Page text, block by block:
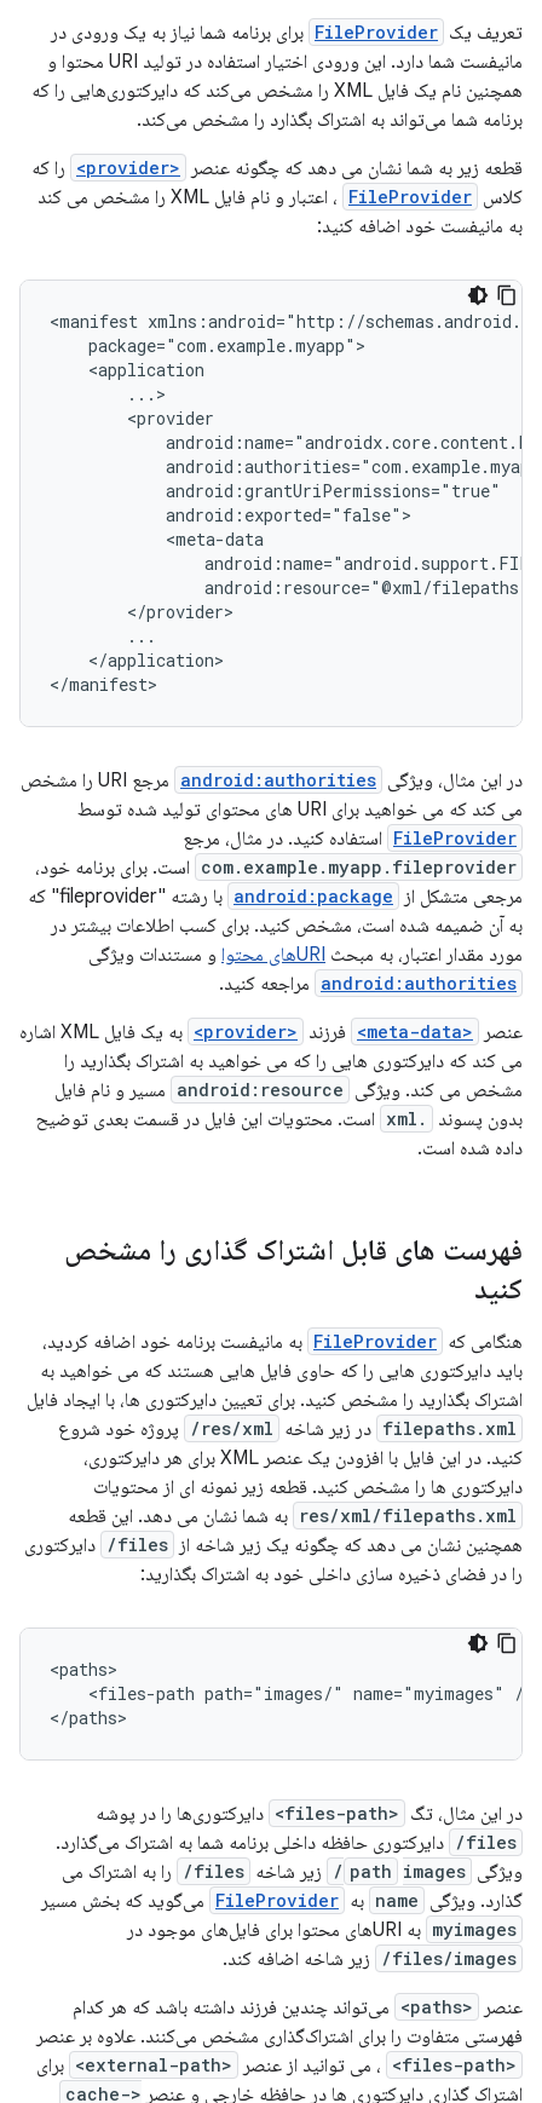
تعریف یک FileProvider برای برنامه شما نیاز به یک ورودی در
مانیفست شما دارد. این ورودی اختیار استفاده در تولید URI محتوا و
همچنین نام یک فایل XML را مشخص می‌کند که دایرکتوری‌هایی را که
برنامه شما می‌تواند به اشتراک بگذارد را مشخص می‌کند.
قطعه زیر به شما نشان می دهد که چگونه عنصر
<provider>
را که
کلاس FileProvider
، اعتبار و نام فایل XML را مشخص می کند
به مانیفست خود اضافه کنید:
<manifest
android:resource="@xml/filepaths"
</application>
</manifest>
در این مثال، ویژگی android:authorities
مرجع URI را مشخص
می کند که می خواهید برای URI های محتوای تولید شده توسط
FileProvider استفاده کنید. در مثال، مرجع
com.example.myapp.fileprovider است. برای برنامه خود،
مرجعی متشکل از
android:package
با رشته "fileprovider" که
به آن ضمیمه شده است، مشخص کنید. برای کسب اطلاعات بیشتر در
مورد مقدار اعتبار، به مبحث URIهای محتوا و مستندات ویژگی
android:authorities مراجعه کنید.
عنصر
<meta-data> فرزند <provider>
به یک فایل XML اشاره
می کند که دایرکتوری هایی را که می خواهید به اشتراک بگذارید را
مشخص می کند. ویژگی android:resource مسیر و نام فایل
بدون پسوند
.xml
است. محتویات این فایل در قسمت بعدی توضیح
داده شده است.
فهرست های قابل اشتراک گذاری را مشخص
کنید
هنگامی که FileProvider به مانیفست برنامه خود اضافه کردید،
باید دایرکتوری هایی را که حاوی فایل هایی هستند که می خواهید به
اشتراک بگذارید را مشخص کنید. برای تعیین دایرکتوری ها، با ایجاد فایل
filepaths.xml در زیر شاخه res/xml/
پروژه خود شروع
کنید. در این فایل با افزودن یک عنصر XML برای هر دایرکتوری،
دایرکتوری ها را مشخص کنید. قطعه زیر نمونه ای از محتویات
res/xml/filepaths.xml به شما نشان می دهد. این قطعه
همچنین نشان می دهد که چگونه یک زیر شاخه از files/
دایرکتوری
را در فضای ذخیره سازی داخلی خود به اشتراک بگذارید:
<files-path path="images/" name="myimages"
/>
</paths>
در این مثال، تگ <files-path> دایرکتوری‌ها را در پوشه
files/
دایرکتوری حافظه داخلی برنامه شما به اشتراک می‌گذارد.
ویژگی
path images/ زیر شاخه files/
را به اشتراک می
گذارد. ویژگی name به FileProvider می‌گوید که بخش مسیر
myimages به URIهای محتوا برای فایل‌های موجود در
files/images/
زیر شاخه اضافه کند.
عنصر
<paths>
می‌تواند چندین فرزند داشته باشد که هر کدام
فهرستی متفاوت را برای اشتراک‌گذاری مشخص می‌کنند. علاوه بر عنصر
<files-path> ، می توانید از عنصر <external-path>
برای
اشتراک گذاری دایرکتوری ها در حافظه خارجی و عنصر
<cache-